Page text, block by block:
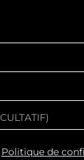
Politique de